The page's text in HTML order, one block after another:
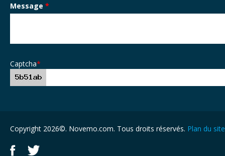
Message *
Captcha*
Copyright 2026©. Novemo.com. Tous droits réservés. Plan du site